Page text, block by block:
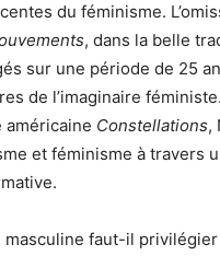
du féminisme.
, dans la belle
sur une période de 25
de l’imaginaire
américaine Constellations,
et féminisme à travers
faut-il